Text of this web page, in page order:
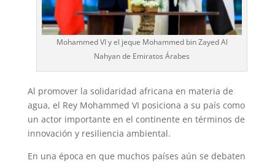
Mohammed VI y el jeque Mohammed bin Zayed Al
Nahyan de Emiratos Árabes
Al promover la solidaridad africana en materia de
agua, el Rey Mohammed VI posiciona a su país como
un actor importante en el continente en términos de
innovación y resiliencia ambiental.
En una época en que muchos países aún se debaten